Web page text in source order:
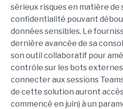
sérieux risques en matière de
confidentialité pouvant
données sensibles. Le
dernière avancée de sa
son outil collaboratif pour
contrôle sur les bots
connecter aux sessions
de cette solution auront
commencé en juin) à un